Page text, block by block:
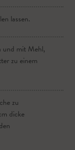
lassen.
und mit Mehl,
zu einem
zu
dicke
wattige
auf einer
und 20 bis
Kürbis im
keine